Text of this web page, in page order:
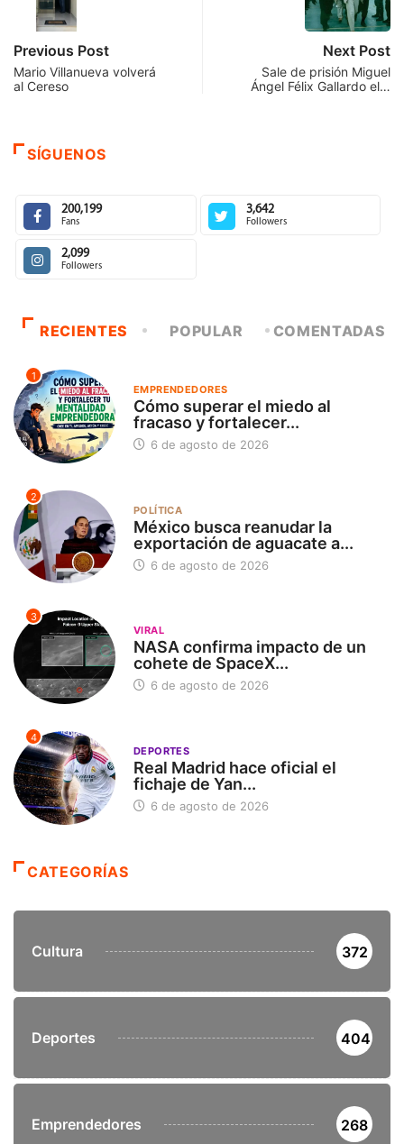
Previous Post
Mario Villanueva volverá
al Cereso
Next Post
Sale de prisión Miguel
Ángel Félix Gallardo el…
SÍGUENOS
200,199
Fans
3,642
Followers
2,099
Followers
RECIENTES POPULAR COMENTADAS
1
EMPRENDEDORES
Cómo superar el miedo al
fracaso y fortalecer...
6 de agosto de 2026
2
POLÍTICA
México busca reanudar la
exportación de aguacate a...
6 de agosto de 2026
3
VIRAL
NASA confirma impacto de un
cohete de SpaceX...
6 de agosto de 2026
4
DEPORTES
Real Madrid hace oficial el
fichaje de Yan...
6 de agosto de 2026
CATEGORÍAS
Cultura 372
Deportes 404
Emprendedores 268